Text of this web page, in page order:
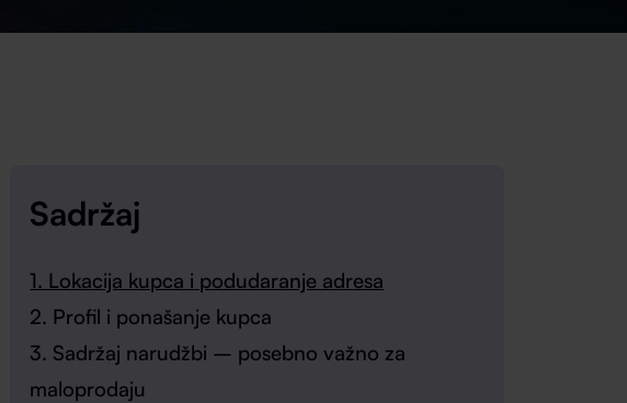
Sadržaj
1. Lokacija kupca i podudaranje adresa
2. Profil i ponašanje kupca
3. Sadržaj narudžbi – posebno važno za
maloprodaju